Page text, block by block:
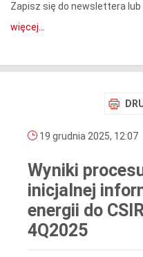
Zapisz się do newslettera lub
więcej...
19 grudnia 2025, 12:07
Wyniki
inicjalnej
energii do
4Q2025